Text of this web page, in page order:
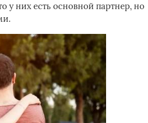
у них есть основной партнер, но